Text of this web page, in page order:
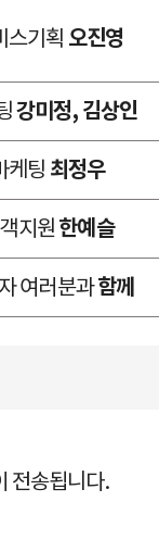
스기획 오진영
강미정, 김상인
케팅 최정우
지원한예슬
여러분과함께
전송됩니다.